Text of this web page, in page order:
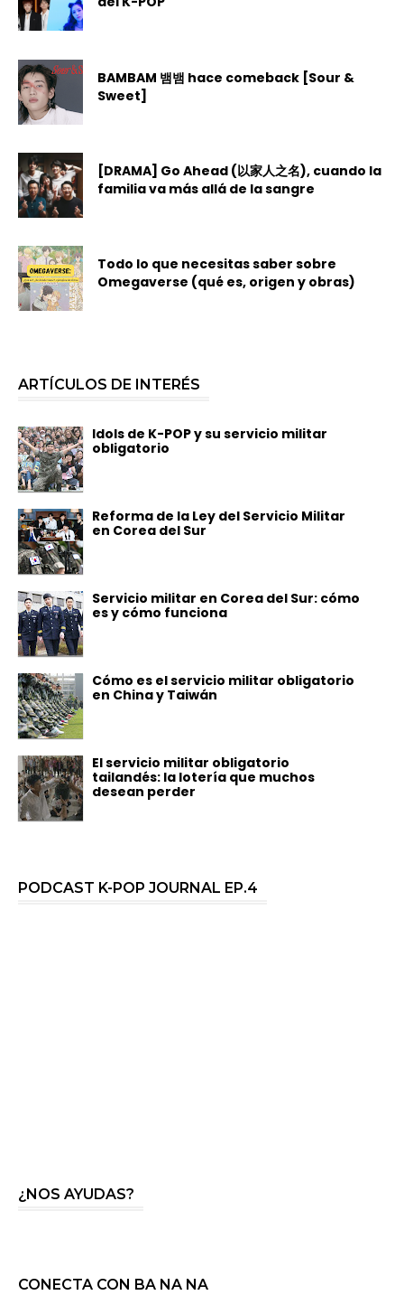
BAMBAM 뱀뱀 hace comeback [Sour &
Sweet]
[DRAMA] Go Ahead (以家人之名), cuando la
familia va más allá de la sangre
Todo lo que necesitas saber sobre
Omegaverse (qué es, origen y obras)
ARTÍCULOS DE INTERÉS
Idols de K-POP y su servicio militar
obligatorio
Reforma de la Ley del Servicio Militar
en Corea del Sur
Servicio militar en Corea del Sur: cómo
es y cómo funciona
Cómo es el servicio militar obligatorio
en China y Taiwán
El servicio militar obligatorio
tailandés: la lotería que muchos
desean perder
PODCAST K-POP JOURNAL EP.4
¿NOS AYUDAS?
CONECTA CON BA NA NA